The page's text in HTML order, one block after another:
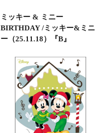
ミッキー & ミニー
BIRTHDAY /ミッキー&ミニ
ー（25.11.18）『B』